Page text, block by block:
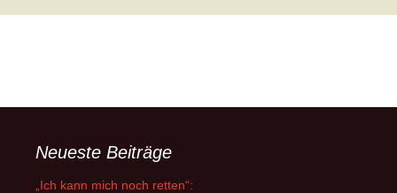
Neueste Beiträge
„Ich kann mich noch retten“: